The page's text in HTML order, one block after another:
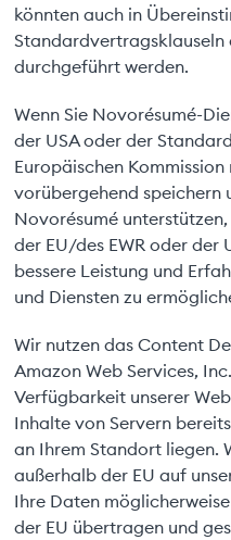
könnten auch in
Standardvertragsklauseln
durchgeführt werden.
Wenn Sie Novorésumé-
der USA oder der
Europäischen
vorübergehend speichern
Novorésumé
der EU/des EWR oder der
bessere Leistung und
und Diensten zu
Wir nutzen das Content
Amazon Web Services,
Verfügbarkeit unserer
Inhalte von Servern
an Ihrem Standort liegen.
außerhalb der EU auf
Ihre Daten
der EU übertragen und